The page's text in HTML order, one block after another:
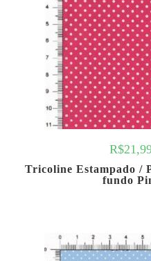
R$
Tricoline Estampado /
fundo